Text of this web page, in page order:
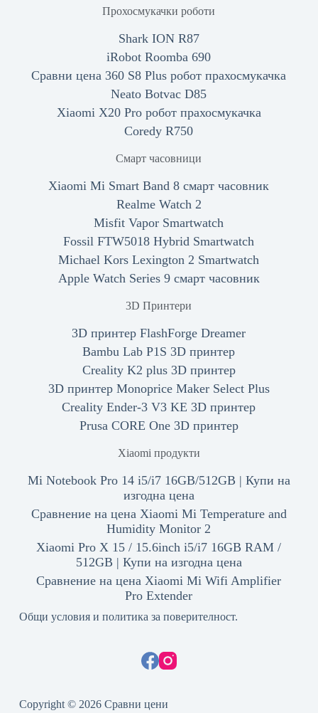
Прохосмукачки роботи
Shark ION R87
iRobot Roomba 690
Сравни цена 360 S8 Plus робот прахосмукачка
Neato Botvac D85
Xiaomi X20 Pro робот прахосмукачка
Coredy R750
Смарт часовници
Xiaomi Mi Smart Band 8 смарт часовник
Realme Watch 2
Misfit Vapor Smartwatch
Fossil FTW5018 Hybrid Smartwatch
Michael Kors Lexington 2 Smartwatch
Apple Watch Series 9 смарт часовник
3D Принтери
3D принтер FlashForge Dreamer
Bambu Lab P1S 3D принтер
Creality K2 plus 3D принтер
3D принтер Monoprice Maker Select Plus
Creality Ender-3 V3 KE 3D принтер
Prusa CORE One 3D принтер
Xiaomi продукти
Mi Notebook Pro 14 i5/i7 16GB/512GB | Купи на
изгодна цена
Сравнение на цена Xiaomi Mi Temperature and
Humidity Monitor 2
Xiaomi Pro X 15 / 15.6inch i5/i7 16GB RAM /
512GB | Купи на изгодна цена
Сравнение на цена Xiaomi Mi Wifi Amplifier
Pro Extender
Общи условия и политика за поверителност.
Copyright © 2026 Сравни цени